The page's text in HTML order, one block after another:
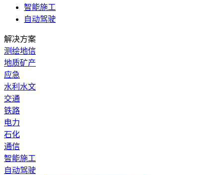
智能施工
自动驾驶
解决方案
测绘地信
地质矿产
应急
水利水文
交通
铁路
电力
石化
通信
智能施工
自动驾驶